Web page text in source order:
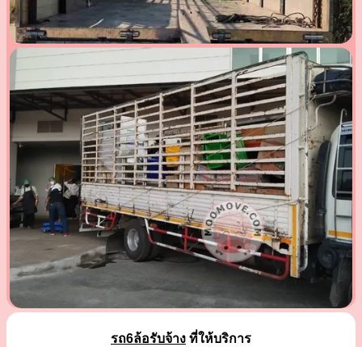
รถ6ล้อรับจ้าง ที่ให้บริการ